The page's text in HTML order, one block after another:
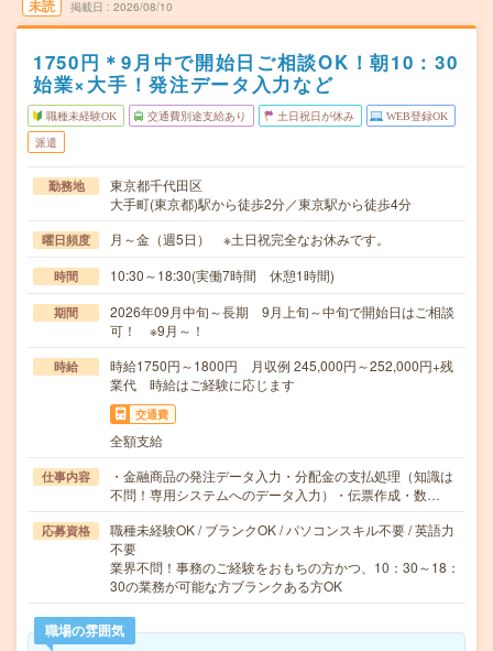
未読 掲載日 2026/08/10
1750円＊9月中で開始日ご相談OK！朝10：30
始業×大手！発注データ入力など
職種未経験OK 交通費別途支給あり 土日祝日が休み WEB登録OK
派遣
勤務地
東京都千代田区
大手町(東京都)駅から徒歩2分／東京駅から徒歩4分
曜日頻度 月～金（週5日） ※土日祝完全なお休みです。
時間 10:30～18:30(実働7時間 休憩1時間)
期間
2026年09月中旬～長期 9月上旬～中旬で開始日はご相談
可！ ※9月～！
時給
時給1750円～1800円 月収例 245,000円～252,000円+残
業代 時給はご経験に応じます
交通費
全額支給
仕事内容
・金融商品の発注データ入力・分配金の支払処理（知識は
不問！専用システムへのデータ入力）・伝票作成・数…
応募資格
職種未経験OK / ブランクOK / パソコンスキル不要 / 英語力
不要
業界不問！事務のご経験をおもちの方かつ、10：30～18：
30の業務が可能な方ブランクある方OK
職場の雰囲気